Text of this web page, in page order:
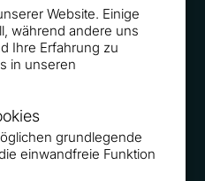
Website. Einige
während andere uns
Ihre Erfahrung zu
in unseren
grundlegende
einwandfreie Funktion
Sie 11-mal mehr